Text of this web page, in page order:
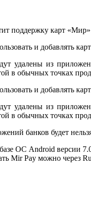
и добавлять
удалены из
в обычных точках
и добавлять
удалены из
в обычных точках
банков будет
ОС Android версии
Mir Pay можно через